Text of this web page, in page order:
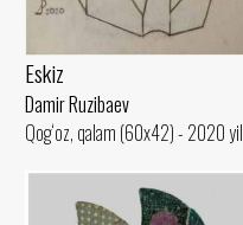
Eskiz
Damir Ruzibaev
Qog‘oz, qalam (60x42) - 2020 yil